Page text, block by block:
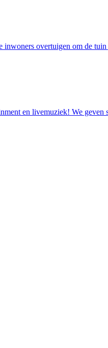
overtuigen om de
en livemuziek! We geven